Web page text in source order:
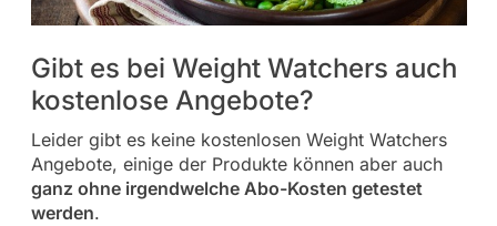
Gibt es bei Weight Watchers auch
kostenlose Angebote?
Leider gibt es keine kostenlosen Weight Watchers
Angebote, einige der Produkte können aber auch
ganz ohne irgendwelche Abo-Kosten getestet
werden.